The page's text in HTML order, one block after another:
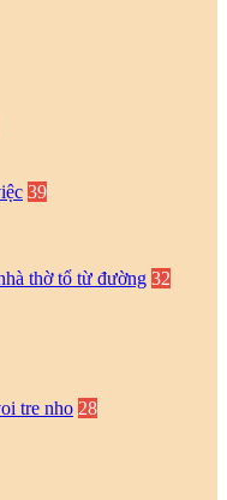
39
thờ tổ từ đường 32
tre nho 28